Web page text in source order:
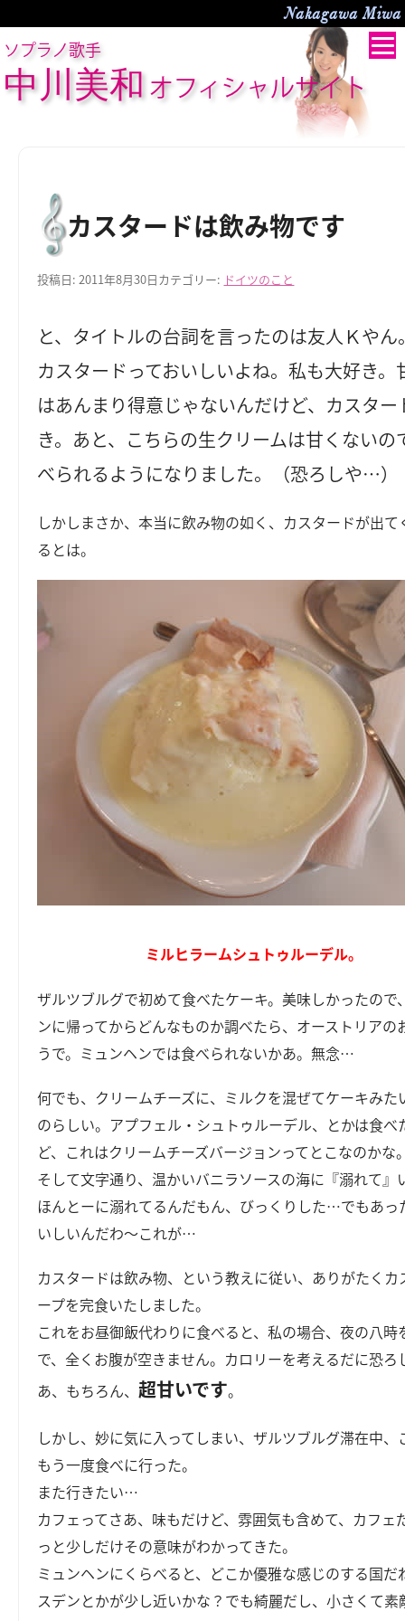
Nakagawa
ソプラノ歌手
中川美和 オフィシャルサイト
カスタードは飲み物です
投稿日:2011年8月30日カテゴリー: ドイツのこと
と、タイトルの台詞を言ったのは友人Ｋやん
カスタードっておいしいよね。私も大好き。
はあんまり得意じゃないんだけど、カスター
き。あと、こちらの生クリームは甘くないの
べられるようになりました。（恐ろしや…）
しかしまさか、本当に飲み物の如く、カスタードが出て
るとは。
ミルヒラームシュトゥルーデル。
ザルツブルグで初めて食べたケーキ。美味しかったので
ンに帰ってからどんなものか調べたら、オーストリアの
うで。ミュンヘンでは食べられないかあ。無念…
何でも、クリームチーズに、ミルクを混ぜてケーキみた
のらしい。アプフェル・シュトゥルーデル、とかは食べ
ど、これはクリームチーズバージョンってとこなのかな
そして文字通り、温かいバニラソースの海に『溺れて』
ほんとーに溺れてるんだもん、びっくりした…でもあっ
いしいんだわ～これが…
カスタードは飲み物、という教えに従い、ありがたくカ
ープを完食いたしました。
これをお昼御飯代わりに食べると、私の場合、夜の八時
で、全くお腹が空きません。カロリーを考えるだに恐
あ、もちろん、超甘いです。
しかし、妙に気に入ってしまい、ザルツブルグ滞在中、
もう一度食べに行った。
また行きたい…
カフェってさあ、味もだけど、雰囲気も含めて、カフェ
っと少しだけその意味がわかってきた。
ミュンヘンにくらべると、どこか優雅な感じのする国
スデンとかが少し近いかな？でも綺麗だし、小さくて素